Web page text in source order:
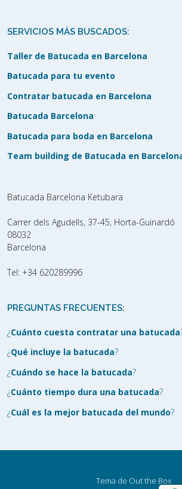
SERVICIOS MÁS BUSCADOS:
Taller de Batucada en Barcelona
Batucada para tu evento
Contratar batucada en Barcelona
Batucada Barcelona
Batucada para boda en Barcelona
Team building de Batucada en
Batucada Barcelona Ketubara
Carrer dels Agudells, 37-45, Horta-Guinardó
08032
Barcelona
Tel: +34 620289996
PREGUNTAS FRECUENTES:
¿Cuánto cuesta contratar una batucada
¿Qué incluye la batucada?
¿Cuándo se hace la batucada?
¿Cuánto tiempo dura una batucada?
¿Cuál es la mejor batucada del mundo?
Tema de Out the Box